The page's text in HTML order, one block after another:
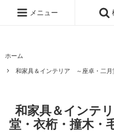
メニュー
ホーム
和家具＆インテリア ～座卓・二月
和家具＆インテ
堂・衣桁・撞木・